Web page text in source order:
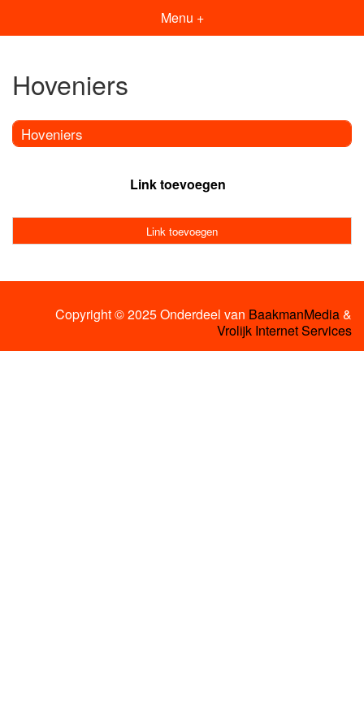
Menu +
Hoveniers
Hoveniers
Link toevoegen
Link toevoegen
Copyright © 2025 Onderdeel van BaakmanMedia&
Vrolijk Internet Services